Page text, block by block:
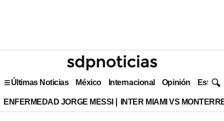
Últimas Noticias México Internacional Opinión Estilo
ENFERMEDAD JORGE MESSI INTER MIAMI VS